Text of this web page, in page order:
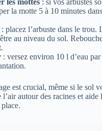
la motte 5 à 10 minutes
: placez l’arbuste dans le trou.
au niveau du sol.
: versez environ 10 l d’eau
est crucial, même si le sol
autour des racines et aide